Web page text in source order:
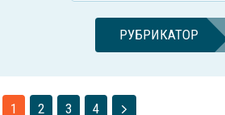
РУБРИКАТОР
1 2 3 4